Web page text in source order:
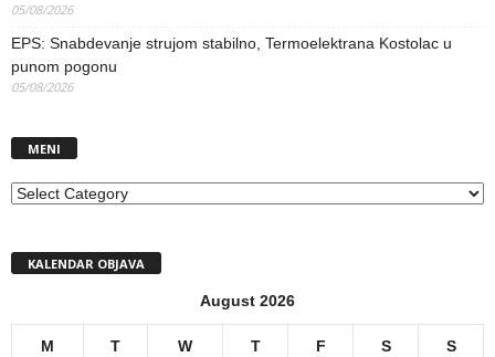
05/08/2026
EPS: Snabdevanje strujom stabilno, Termoelektrana Kostolac u
punom pogonu
05/08/2026
MENI
MENI
KALENDAR OBJAVA
August 2026
M T W T F S S